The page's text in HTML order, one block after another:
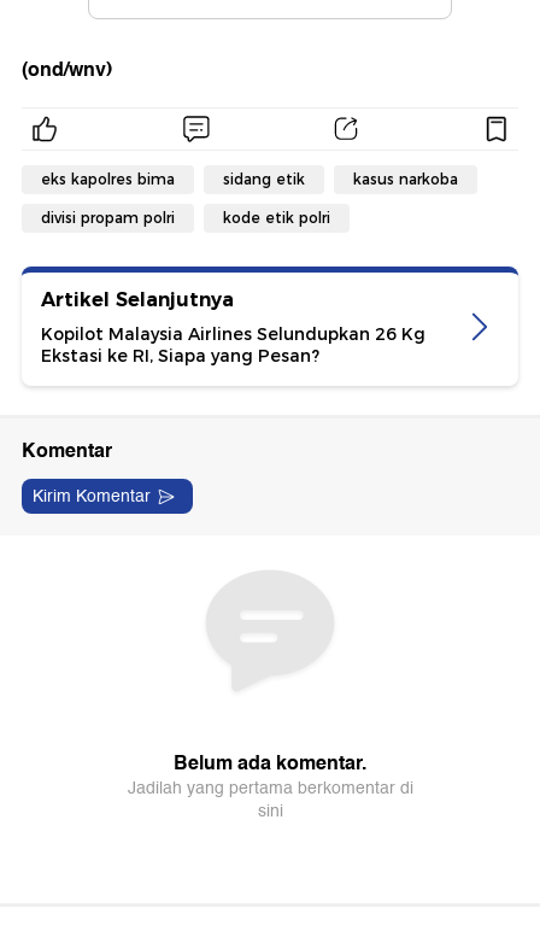
(ond/wnv)
eks kapolres bima sidang etik kasus narkoba
divisi propam polri kode etik polri
Artikel Selanjutnya
Kopilot Malaysia Airlines Selundupkan 26 Kg
Ekstasi ke RI, Siapa yang Pesan?